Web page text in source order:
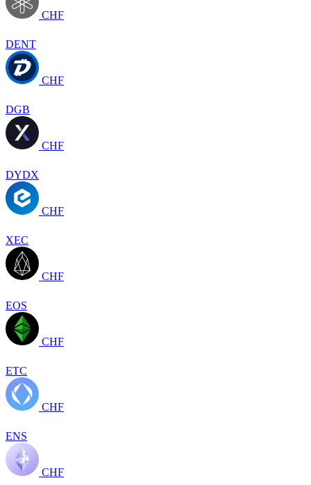
CHF
DENT
CHF
DGB
CHF
DYDX
CHF
XEC
CHF
EOS
CHF
ETC
CHF
ENS
CHF